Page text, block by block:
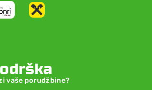
vaše porudžbine?